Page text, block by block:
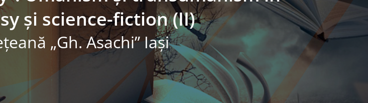
și science-fiction (II)
„Gh. Asachi” Iaşi